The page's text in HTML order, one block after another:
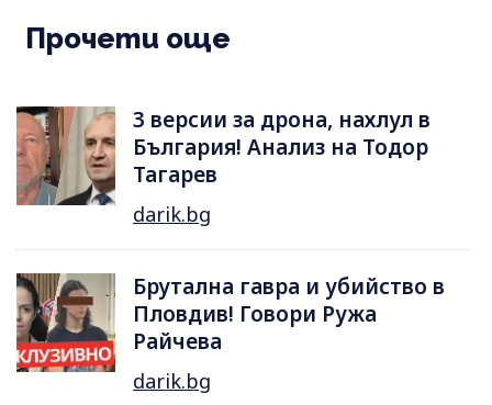
Прочети още
3 версии за дрона, нахлул в
България! Анализ на Тодор
Тагарев
darik.bg
Брутална гавра и убийство в
Пловдив! Говори Ружа
Райчева
darik.bg